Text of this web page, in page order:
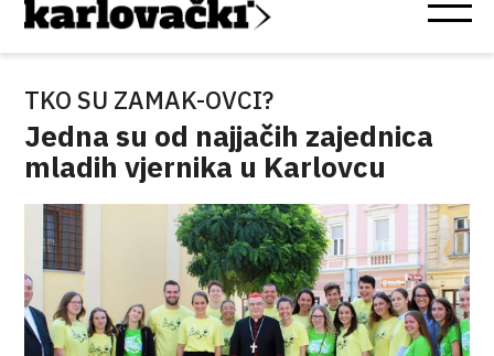
TKO SU ZAMAK-OVCI?
Jedna su od najjačih zajednica
mladih vjernika u Karlovcu